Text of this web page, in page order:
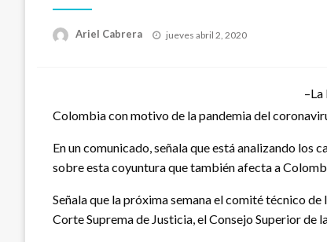
Ariel Cabrera
Publicado
jueves abril 2, 2020
Colombia con motivo de la pandemia del
En un comunicado, señala que está analizando
sobre esta coyuntura que también afecta a
Señala que la próxima semana el comité técnico
Corte Suprema de Justicia, el Consejo Superior